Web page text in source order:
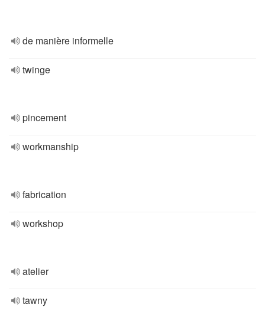
de manière informelle
twinge
pincement
workmanship
fabrication
workshop
atelier
tawny